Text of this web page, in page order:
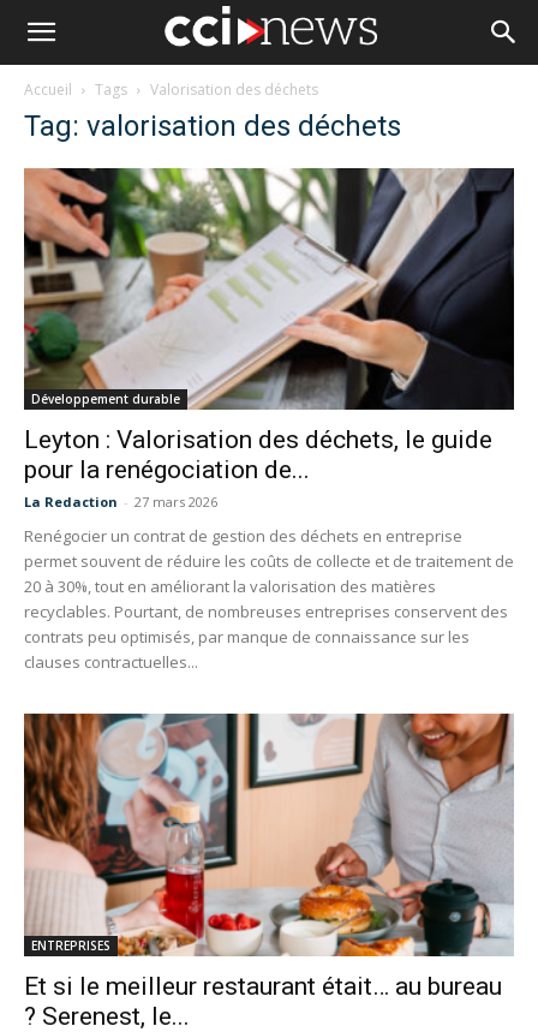
Accueil Tags Valorisation des déchets
Tag: valorisation des déchets
Développement durable
Leyton : Valorisation des déchets, le guide
pour la renégociation de...
La Redaction - 27 mars 2026
Renégocier un contrat de gestion des déchets en entreprise
permet souvent de réduire les coûts de collecte et de traitement de
20 à 30%, tout en améliorant la valorisation des matières
recyclables. Pourtant, de nombreuses entreprises conservent des
contrats peu optimisés, par manque de connaissance sur les
clauses contractuelles...
ENTREPRISES
Et si le meilleur restaurant était… au bureau
? Serenest, le...